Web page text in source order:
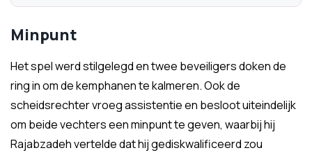
Minpunt
Het spel werd stilgelegd en twee beveiligers doken de
ring in om de kemphanen te kalmeren. Ook de
scheidsrechter vroeg assistentie en besloot uiteindelijk
om beide vechters een minpunt te geven, waarbij hij
Rajabzadeh vertelde dat hij gediskwalificeerd zou